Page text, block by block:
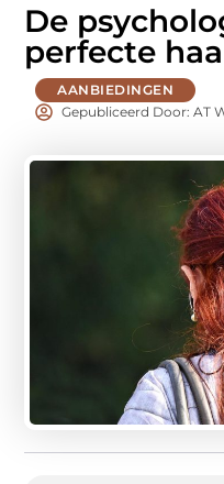
De
perfecte
AANBIEDINGEN
Gepubliceerd Door: AT